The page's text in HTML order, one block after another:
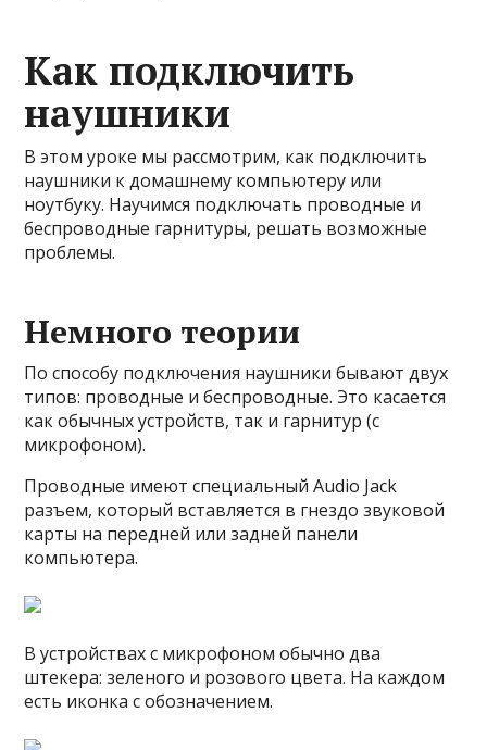
Как подключить
наушники
В этом уроке мы рассмотрим, как подключить
наушники к домашнему компьютеру или
ноутбуку. Научимся подключать проводные и
беспроводные гарнитуры, решать возможные
проблемы.
Немного теории
По способу подключения наушники бывают двух
типов: проводные и беспроводные. Это касается
как обычных устройств, так и гарнитур (с
микрофоном).
Проводные имеют специальный Audio Jack
разъем, который вставляется в гнездо звуковой
карты на передней или задней панели
компьютера.
В устройствах с микрофоном обычно два
штекера: зеленого и розового цвета. На каждом
есть иконка с обозначением.